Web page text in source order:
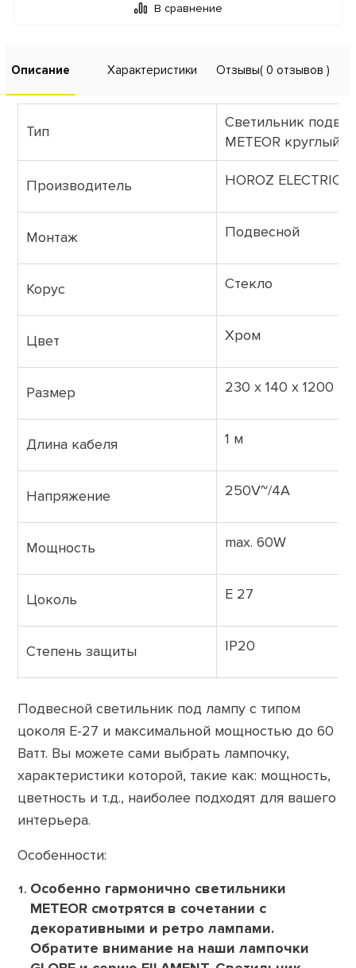
В сравнение
Описание Характеристики Отзывы( 0 отзывов )
Тип
Светильник
METEOR круглый
Производитель HOROZ ELECTRIC
Монтаж Подвесной
Корус Стекло
Цвет Хром
Размер 230 х 140 х 1200 мм
Длина кабеля 1 м
Напряжение 250V~/4A
Мощность max. 60W
Цоколь E 27
Степень защиты IP20
Подвесной светильник под лампу с типом
цоколя Е-27 и максимальной мощностью до 60
Ватт. Вы можете сами выбрать лампочку,
характеристики которой, такие как: мощность,
цветность и т.д., наиболее подходят для вашего
интерьера.
Особенности:
Особенно гармонично светильники
METEOR смотрятся в сочетании с
декоративными и ретро лампами.
Обратите внимание на наши лампочки